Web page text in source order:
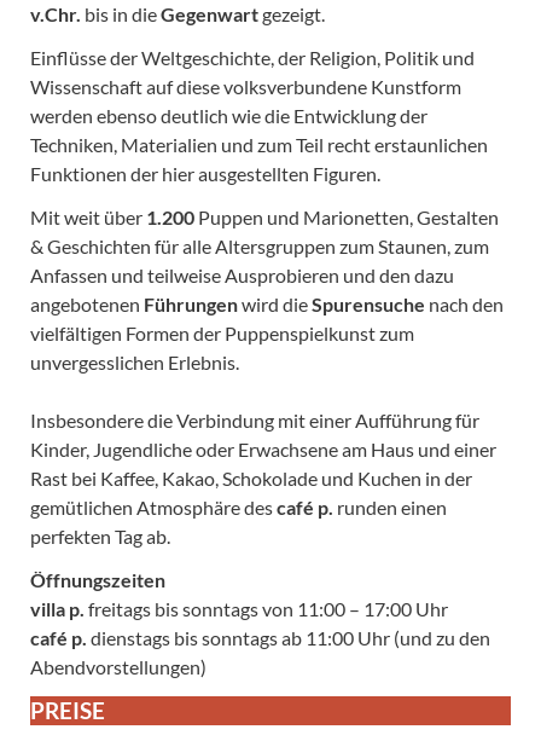
v.Chr. bis in dieGegenwartgezeigt.
Einflüsse der Weltgeschichte, der Religion, Politik und
Wissenschaft auf diese volksverbundene Kunstform
werden ebenso deutlich wie die Entwicklung der
Techniken, Materialien und zum Teil recht erstaunlichen
Funktionen der hier ausgestellten Figuren.
Mit weit über 1.200 Puppen und Marionetten, Gestalten
& Geschichten für alle Altersgruppen zum Staunen, zum
Anfassen und teilweise Ausprobieren und den dazu
angebotenen Führungenwird dieSpurensuche nach den
vielfältigen Formen der Puppenspielkunst zum
unvergesslichen Erlebnis.
Insbesondere die Verbindung mit einer Aufführung für
Kinder, Jugendliche oder Erwachsene am Haus und einer
Rast bei Kaffee, Kakao, Schokolade und Kuchen in der
gemütlichen Atmosphäre descafé p. runden einen
perfekten Tag ab.
Öffnungszeiten
villa p. freitags bis sonntags von 11:00 – 17:00 Uhr
café p. dienstags bis sonntags ab 11:00 Uhr (und zu den
Abendvorstellungen)
PREISE